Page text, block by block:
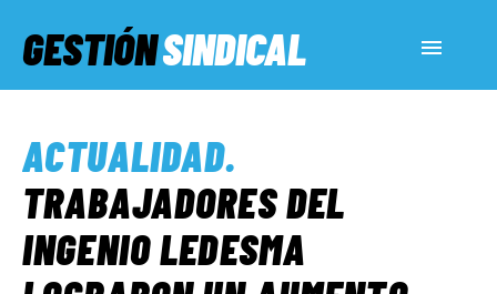
GESTIÓNSINDICAL
SERVICIOS SOCIALES
INFORMES ESPECIALES
ACTUALIDAD.
TRABAJADORES DEL
INGENIO LEDESMA